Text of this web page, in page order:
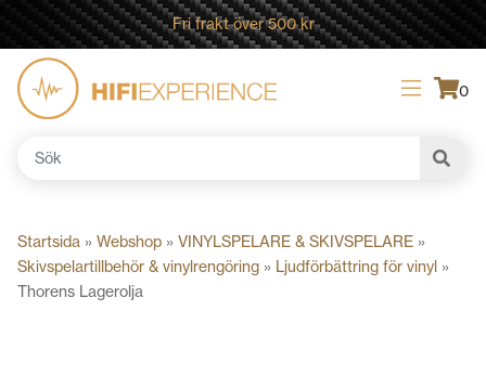
Fri frakt över 500 kr
0
Sök
Startsida » Webshop » VINYLSPELARE & SKIVSPELARE »
Skivspelartillbehör & vinylrengöring » Ljudförbättring för vinyl »
Thorens Lagerolja